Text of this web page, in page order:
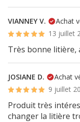
VIANNEY V.
Achat
13 juillet
Très bonne litière,
JOSIANE D.
Achat
9 juillet
Produit très
changer la litière